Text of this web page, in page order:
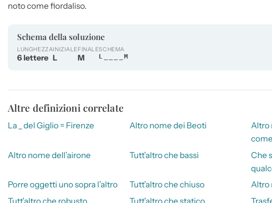
noto come fiordaliso.
Schema della soluzione
LUNGHEZZA
6 lettere
INIZIALE
L
FINALE
M
SCHEMA
L____M
Altre definizioni correlate
La _ del Giglio = Firenze Altro nome dei Beoti
Altro
Altro nome dell’airone
Tutt’altro che bassi
Che
Porre oggetti uno sopra l’altro
Tutt’altro che chiuso
Altro
Tutt’altro che robusto
Tutt’altro che statico